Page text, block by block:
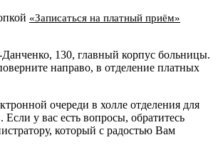
«Записаться на платный приём»
130, главный корпус больницы.
направо, в отделение платных
очереди в холле отделения для
у вас есть вопросы, обратитесь
который с радостью Вам